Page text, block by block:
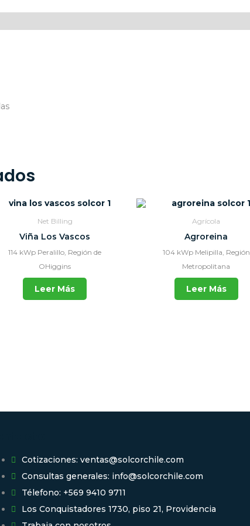
Net Billing
Viña Los Vascos
114 kWp Peralillo, Región de
OHiggins
Leer Más
Agrícola
Agroreina
104 kWp Melipilla, Región
Metropolitana
Leer Más
Cotizaciones: ventas@solcorchile.com
Consultas generales: info@solcorchile.com
Télefono: +569 9410 9711
Los Conquistadores 1730, piso 21, Providencia